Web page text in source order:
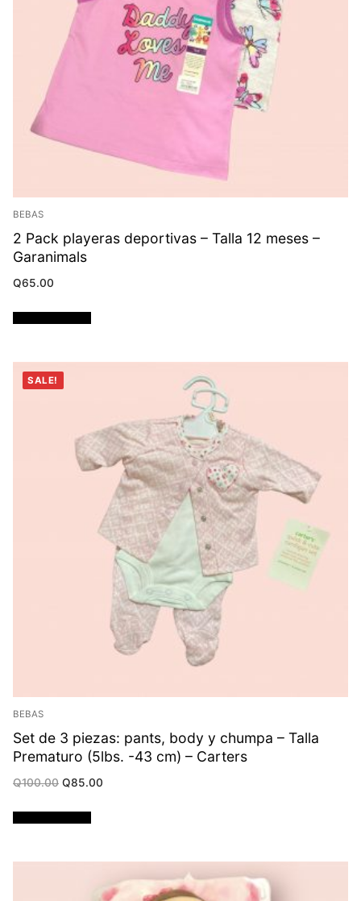
BEBAS
2 Pack playeras deportivas – Talla 12 meses –
Garanimals
Q65.00
SALE!
BEBAS
Set de 3 piezas: pants, body y chumpa – Talla
Prematuro (5lbs. -43 cm) – Carters
Q100.00 Original
price
Q100.00.
Q85.00